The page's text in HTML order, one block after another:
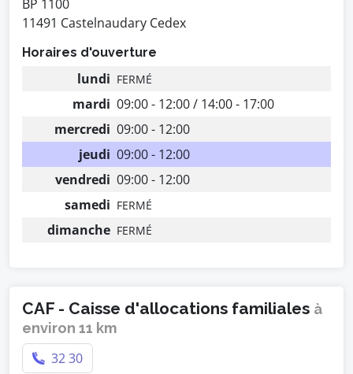
BP 1100
11491 Castelnaudary Cedex
Horaires d'ouverture
lundi FERMÉ
mardi 09:00 - 12:00 / 14:00 - 17:00
mercredi 09:00 - 12:00
jeudi 09:00 - 12:00
vendredi 09:00 - 12:00
samedi FERMÉ
dimanche FERMÉ
CAF - Caisse d'allocations familiales à
environ 11 km
32 30